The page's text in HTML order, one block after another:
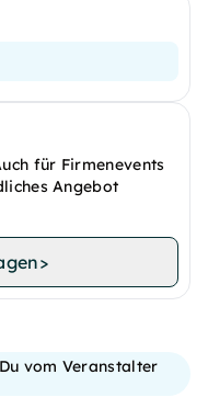
für Firmenevents
Angebot
>
vom Veranstalter